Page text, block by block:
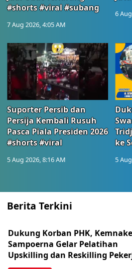
#shorts #viral #subang
7 Aug 2026, 4:05 AM
6
Suporter Persib dan
Persija Kembali Rusuh
Pasca Piala Presiden 2026
#shorts #viral
5 Aug 2026, 8:16 AM
ke
5
Berita Terkini
Dukung Korban PHK,
Sampoerna Gelar Pelatihan
Upskilling dan Reskilling